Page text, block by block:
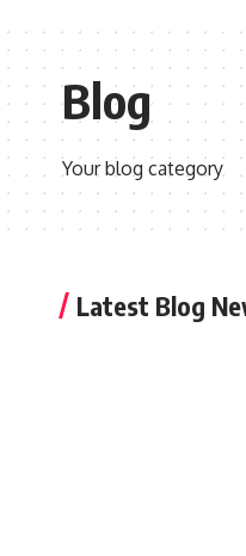
Blog
Your blog category
Latest Blog